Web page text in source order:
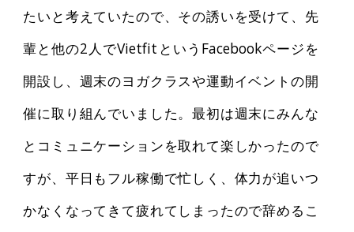
たいと考えていたので、その誘いを受けて、先
輩と他の2人でVietfitというFacebookページを
開設し、週末のヨガクラスや運動イベントの開
催に取り組んでいました。最初は週末にみんな
とコミュニケーションを取れて楽しかったので
すが、平日もフル稼働で忙しく、体力が追いつ
かなくなってきて疲れてしまったので辞めるこ